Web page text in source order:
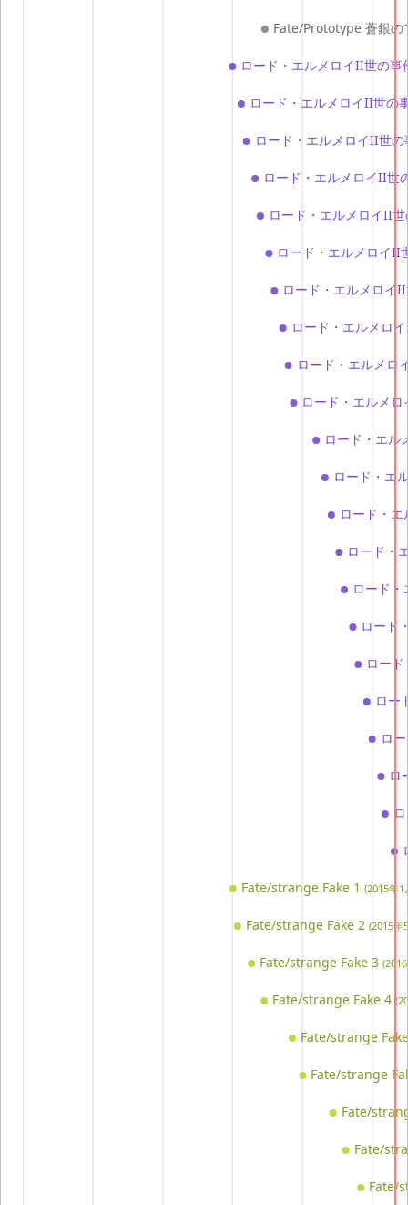
Fate/Prototype 蒼銀
ロード・エルメロイII世の
ロード・エルメロイII世の
ロード・エルメロイII世
ロード・エルメロイII世
ロード・エルメロイII
ロード・エルメロイII
ロード・エルメロイ
ロード・エルメロ
ロード・エルメロ
ロード・エルメ
ロード・エ
ロード・エ
ロード・
ロード・
ロード
ロード
ロー
ロー
ロ
ロ
Fate/strange Fake 1 (2015年1
Fate/strange Fake 2 (2015年
Fate/strange Fake 3
Fate/strange Fake 4
Fate/strange
Fate/strange
Fate/
Fate/
Fate/